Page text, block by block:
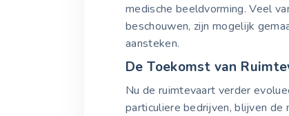
medische beeldvorming. Veel
beschouwen, zijn mogelijk
aansteken.
De Toekomst van
Nu de ruimtevaart verder
particuliere bedrijven, blijven